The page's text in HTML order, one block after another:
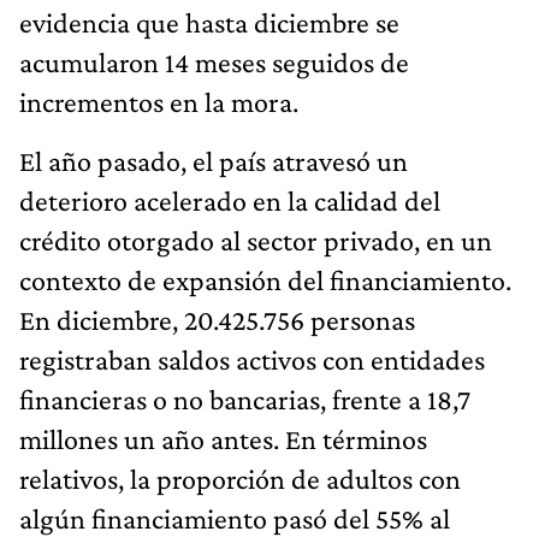
evidencia que hasta diciembre se
acumularon 14 meses seguidos de
incrementos en la mora.
El año pasado, el país atravesó un
deterioro acelerado en la calidad del
crédito otorgado al sector privado, en un
contexto de expansión del financiamiento.
En diciembre, 20.425.756 personas
registraban saldos activos con entidades
financieras o no bancarias, frente a 18,7
millones un año antes. En términos
relativos, la proporción de adultos con
algún financiamiento pasó del 55% al